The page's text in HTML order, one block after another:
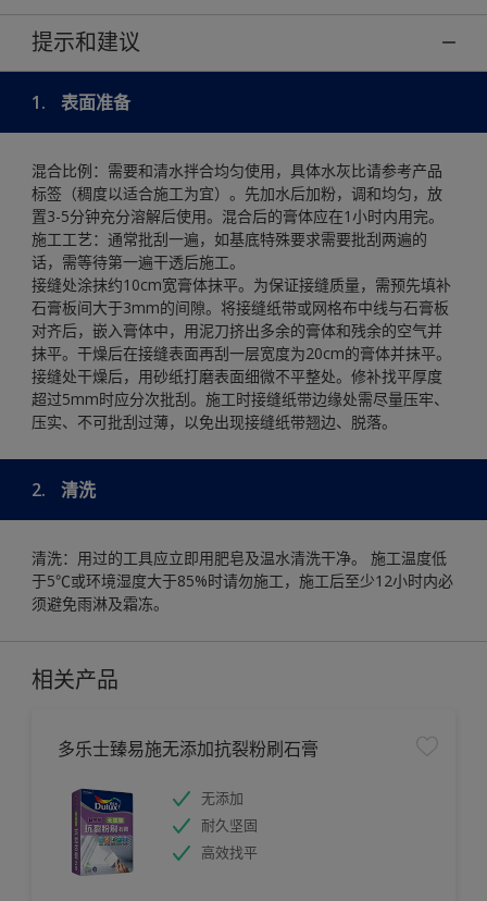
提示和建议
1. 表面准备
混合比例：需要和清水拌合均匀使用，具体水灰比请参考产品
标签（稠度以适合施工为宜）。先加水后加粉，调和均匀，放
置3-5分钟充分溶解后使用。混合后的膏体应在1小时内用完。
施工工艺：通常批刮一遍，如基底特殊要求需要批刮两遍的
话，需等待第一遍干透后施工。
接缝处涂抹约10cm宽膏体抹平。为保证接缝质量，需预先填补
石膏板间大于3mm的间隙。将接缝纸带或网格布中线与石膏板
对齐后，嵌入膏体中，用泥刀挤出多余的膏体和残余的空气并
抹平。干燥后在接缝表面再刮一层宽度为20cm的膏体并抹平。
接缝处干燥后，用砂纸打磨表面细微不平整处。修补找平厚度
超过5mm时应分次批刮。施工时接缝纸带边缘处需尽量压牢、
压实、不可批刮过薄，以免出现接缝纸带翘边、脱落。
2. 清洗
清洗：用过的工具应立即用肥皂及温水清洗干净。 施工温度低
于5℃或环境湿度大于85%时请勿施工，施工后至少12小时内必
须避免雨淋及霜冻。
相关产品
多乐士臻易施无添加抗裂粉刷石膏
无添加
耐久坚固
高效找平